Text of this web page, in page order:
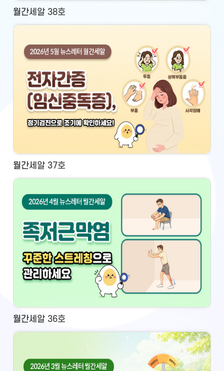
월간세알 38호
월간세알 37호
월간세알 36호